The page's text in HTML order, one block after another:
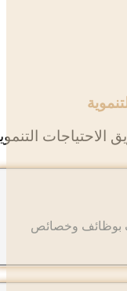
التنموية
وخصائص